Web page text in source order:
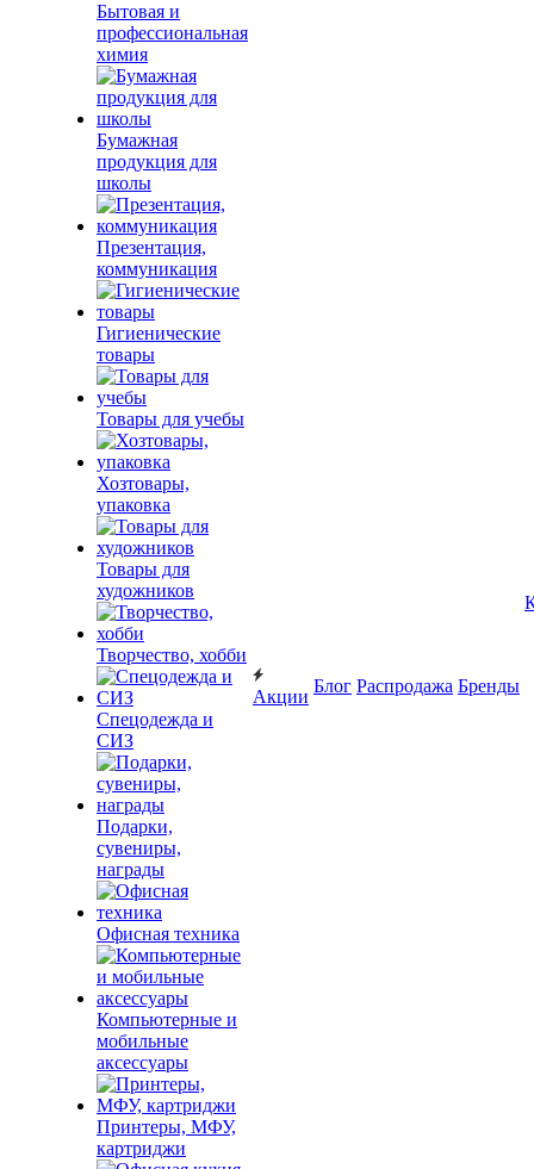
Бытовая и
профессиональная
химия
Бумажная
продукция для
школы
Презентация,
коммуникация
Гигиенические
товары
Товары для учебы
Хозтовары,
упаковка
Товары для
художников
Творчество, хобби
Спецодежда и
СИЗ
Подарки,
сувениры,
награды
Офисная техника
Компьютерные и
мобильные
аксессуары
Принтеры, МФУ,
картриджи
Акции
Блог Распродажа Бренды